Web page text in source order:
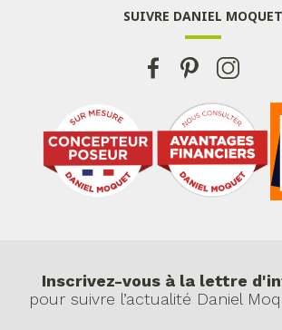
SUIVRE DANIEL MOQUET
Inscrivez-vous à la lettre
pour suivre l’actualité Daniel